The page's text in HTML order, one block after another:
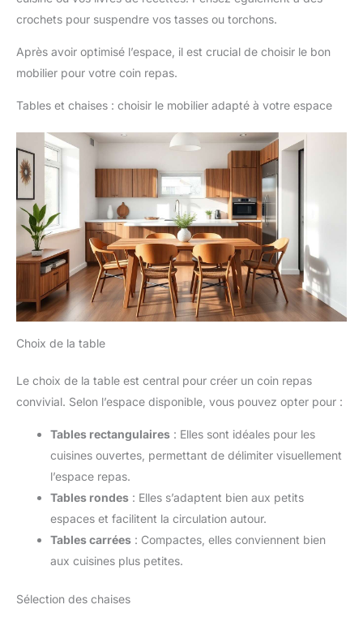
crochets pour suspendre vos tasses ou torchons.
Après avoir optimisé l’espace, il est crucial de choisir le bon
mobilier pour votre coin repas.
Tables et chaises : choisir le mobilier adapté à votre espace
Choix de la table
Le choix de la table est central pour créer un coin repas
convivial. Selon l’espace disponible, vous pouvez opter pour :
Tables rectangulaires : Elles sont idéales pour les
cuisines ouvertes, permettant de délimiter visuellement
l’espace repas.
Tables rondes : Elles s’adaptent bien aux petits
espaces et facilitent la circulation autour.
Tables carrées : Compactes, elles conviennent bien
aux cuisines plus petites.
Sélection des chaises